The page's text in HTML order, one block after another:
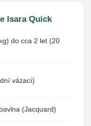
Isara Quick
do cca 2 let (20
vázací)
(Jacquard)